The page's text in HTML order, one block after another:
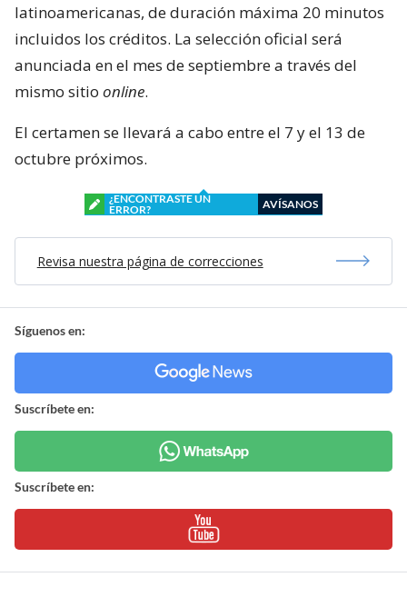
latinoamericanas, de duración máxima 20 minutos
incluidos los créditos. La selección oficial será
anunciada en el mes de septiembre a través del
mismo sitio online.
El certamen se llevará a cabo entre el 7 y el 13 de
octubre próximos.
¿ENCONTRASTE UN
ERROR?
AVÍSANOS
Revisa nuestra página de correcciones
Síguenos en:
Suscríbete en:
Suscríbete en: